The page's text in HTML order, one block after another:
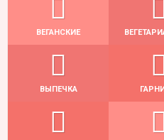
ВЕГАНСКИЕ
ВЫПЕЧКА